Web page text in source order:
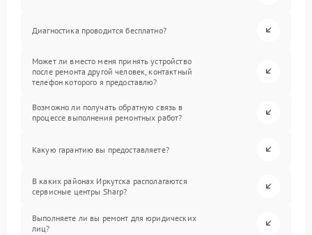
Диагностика проводится бесплатно?
Может ли вместо меня принять устройство
после ремонта другой человек, контактный
телефон которого я предоставлю?
Возможно ли получать обратную связь в
процессе выполнения ремонтных работ?
Какую гарантию вы предоставляете?
В каких районах Иркутска располагаются
сервисные центры Sharp?
Выполняете ли вы ремонт для юридических
лиц?